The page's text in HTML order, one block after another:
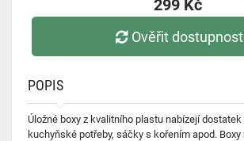
299 Kč
Ověřit dostupnost
POPIS
Úložné boxy z kvalitního plastu nabízejí
kuchyňské potřeby, sáčky s kořením apod. Boxy